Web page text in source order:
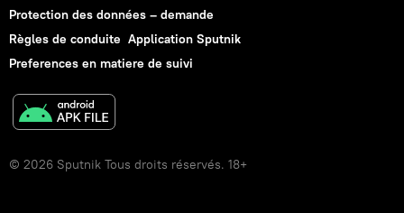
Protection des données – demande
Règles de conduite Application Sputnik
Preferences en matiere de suivi
© 2026 Sputnik Tous droits réservés. 18+